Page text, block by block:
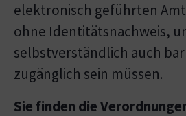
elektronisch geführten
ohne Identitätsnachweis,
selbstverständlich auch
zugänglich sein müssen.
Sie finden die